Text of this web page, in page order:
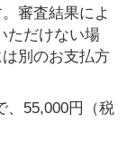
審査結果によ
ただけない場
別のお支払方
、55,000円（税